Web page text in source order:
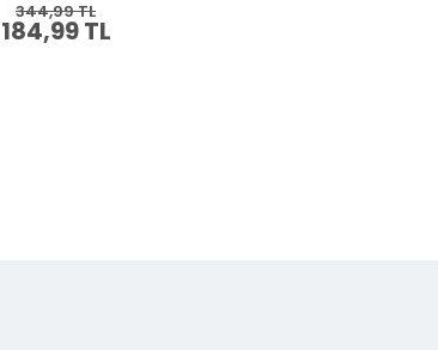
184,99 TL
344,99 TL